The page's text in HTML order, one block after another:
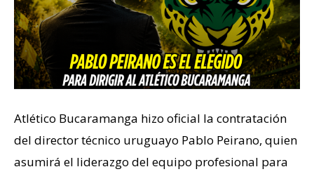
Atlético Bucaramanga hizo oficial la contratación
del director técnico uruguayo Pablo Peirano, quien
asumirá el liderazgo del equipo profesional para